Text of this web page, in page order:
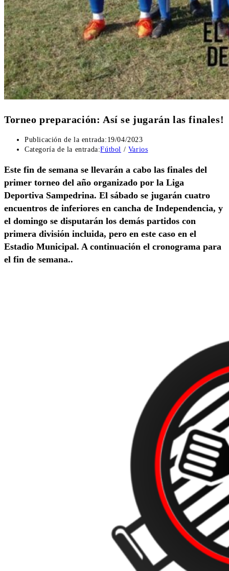
Torneo preparación: Así se jugarán las finales!
Publicación de la entrada: 19/04/2023
Categoría de la entrada:Fútbol / Varios
Este fin de semana se llevarán a cabo las finales del
primer torneo del año organizado por la Liga
Deportiva Sampedrina. El sábado se jugarán cuatro
encuentros de inferiores en cancha de Independencia, y
el domingo se disputarán los demás partidos con
primera división incluida, pero en este caso en el
Estadio Municipal. A continuación el cronograma para
el fin de semana..